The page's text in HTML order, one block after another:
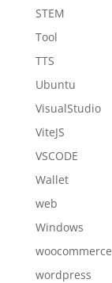
STEM
Tool
TTS
Ubuntu
VisualStudio
ViteJS
VSCODE
Wallet
web
Windows
woocommerce
wordpress